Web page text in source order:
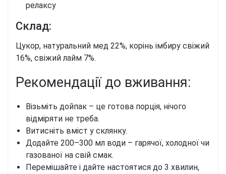
релаксу
Склад:
Цукор, натуральний мед 22%, корінь імбиру свіжий
16%, свіжий лайм 7%.
Рекомендації до вживання:
Візьміть дойпак – це готова порція, нічого
відміряти не треба.
Витисніть вміст у склянку.
Додайте 200–300 мл води – гарячої, холодної чи
газованої на свій смак.
Перемішайте і дайте настоятися до 3 хвилин,